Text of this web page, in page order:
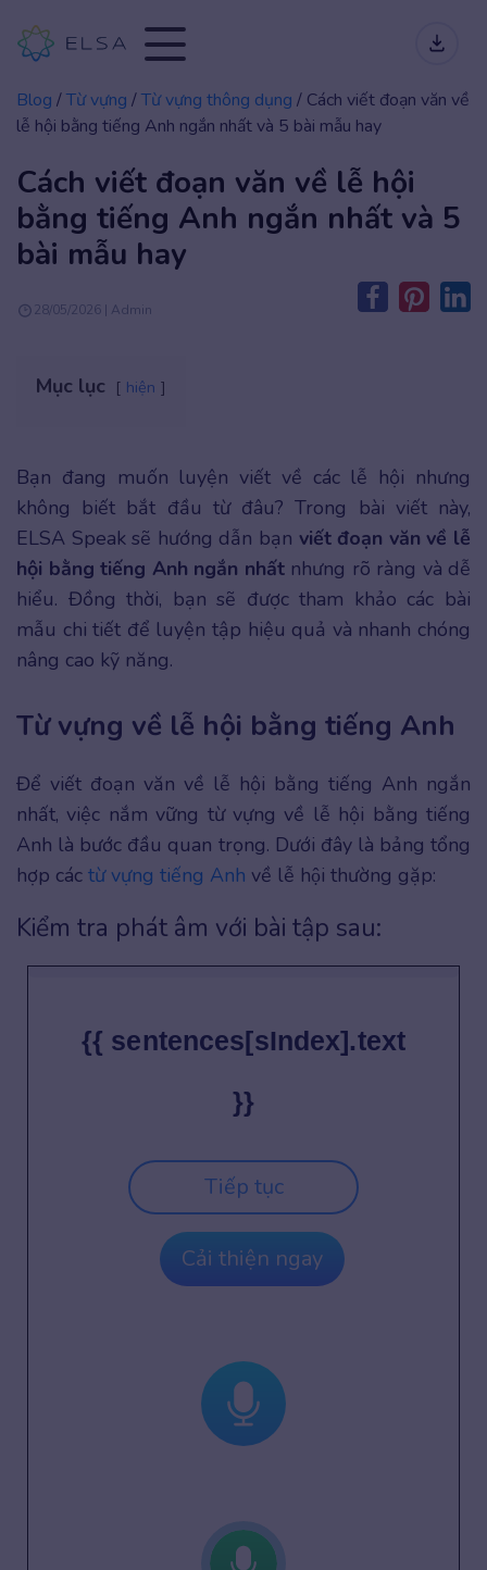
Blog /Từ vựng /Từ vựng thông dụng / Cách viết đoạn văn về
lễ hội bằng tiếng Anh ngắn nhất và 5 bài mẫu hay
Cách viết đoạn văn về lễ hội
bằng tiếng Anh ngắn nhất và 5
bài mẫu hay
28/05/2026 | Admin
Mục lục hiện
Bạn đang muốn luyện viết về các lễ hội nhưng
không biết bắt đầu từ đâu? Trong bài viết này,
ELSA Speak sẽ hướng dẫn bạn viết đoạn văn về lễ
hội bằng tiếng Anh ngắn nhấtnhưng rõ ràng và dễ
hiểu. Đồng thời, bạn sẽ được tham khảo các bài
mẫu chi tiết để luyện tập hiệu quả và nhanh chóng
nâng cao kỹ năng.
Từ vựng về lễ hội bằng tiếng Anh
Để viết đoạn văn về lễ hội bằng tiếng Anh ngắn
nhất, việc nắm vững từ vựng về lễ hội bằng tiếng
Anh là bước đầu quan trọng. Dưới đây là bảng tổng
hợp các từ vựng tiếng Anh về lễ hội thường gặp:
Kiểm tra phát âm với bài tập sau:
{{ sentences[sIndex].text
}}
Tiếp tục
Cải thiện ngay